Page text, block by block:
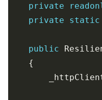
private
private
static
public